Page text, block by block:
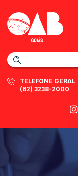
TELEFONE GERAL
(62) 3238-2000